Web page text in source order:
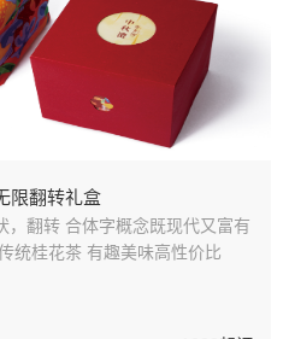
限翻转礼盒
，翻转 合体字概念既现代又富有
统桂花茶 有趣美味高性价比